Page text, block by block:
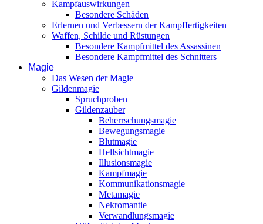
Kampfauswirkungen
Besondere Schäden
Erlernen und Verbessern der Kampffertigkeiten
Waffen, Schilde und Rüstungen
Besondere Kampfmittel des Assassinen
Besondere Kampfmittel des Schnitters
Magie
Das Wesen der Magie
Gildenmagie
Spruchproben
Gildenzauber
Beherrschungsmagie
Bewegungsmagie
Blutmagie
Hellsichtmagie
Illusionsmagie
Kampfmagie
Kommunikationsmagie
Metamagie
Nekromantie
Verwandlungsmagie